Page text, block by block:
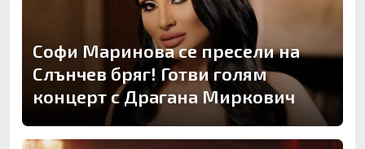
Софи Маринова се пресели на
Слънчев бряг! Готви голям
концерт с Драгана Миркович